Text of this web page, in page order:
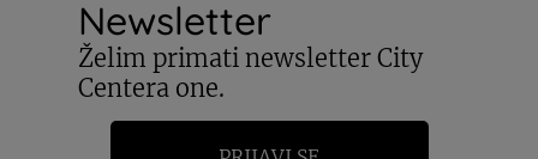
Newsletter
Želim primati newsletter City
Centera one.